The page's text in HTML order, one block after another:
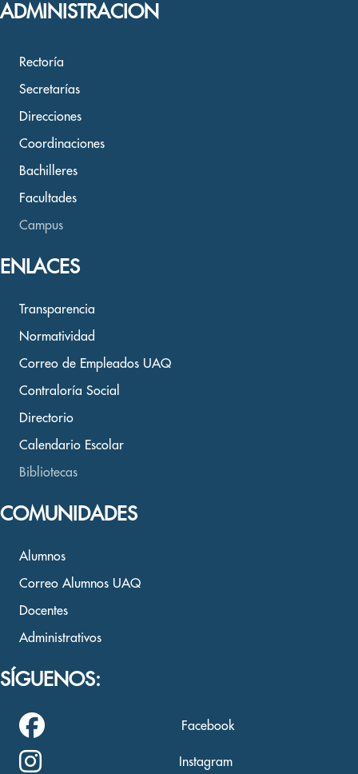
ADMINISTRACION
Rectoría
Secretarías
Direcciones
Coordinaciones
Bachilleres
Facultades
Campus
ENLACES
Transparencia
Normatividad
Correo de Empleados UAQ
Contraloría Social
Directorio
Calendario Escolar
Bibliotecas
COMUNIDADES
Alumnos
Correo Alumnos UAQ
Docentes
Administrativos
SÍGUENOS:
Facebook
Instagram